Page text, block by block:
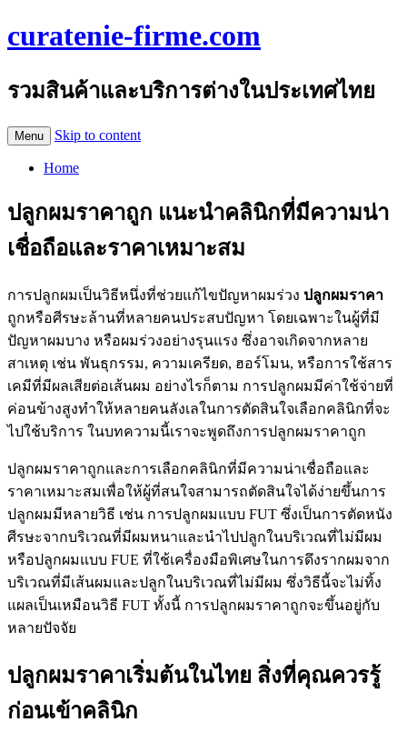
curatenie-firme.com
รวมสินค้าและบริการต่างในประเทศไทย
Menu Skip to content
Home
ปลูกผมราคาถูก แนะนำคลินิกที่มีความน่า
เชื่อถือและราคาเหมาะสม
การปลูกผมเป็นวิธีหนึ่งที่ช่วยแก้ไขปัญหาผมร่วง ปลูกผมราคา
ถูกหรือศีรษะล้านที่หลายคนประสบปัญหา โดยเฉพาะในผู้ที่มี
ปัญหาผมบาง หรือผมร่วงอย่างรุนแรง ซึ่งอาจเกิดจากหลาย
สาเหตุ เช่น พันธุกรรม, ความเครียด, ฮอร์โมน, หรือการใช้สาร
เคมีที่มีผลเสียต่อเส้นผม อย่างไรก็ตาม การปลูกผมมีค่าใช้จ่ายที่
ค่อนข้างสูงทำให้หลายคนลังเลในการตัดสินใจเลือกคลินิกที่จะ
ไปใช้บริการ ในบทความนี้เราจะพูดถึงการปลูกผมราคาถูก
ปลูกผมราคาถูกและการเลือกคลินิกที่มีความน่าเชื่อถือและ
ราคาเหมาะสมเพื่อให้ผู้ที่สนใจสามารถตัดสินใจได้ง่ายขึ้นการ
ปลูกผมมีหลายวิธี เช่น การปลูกผมแบบ FUT ซึ่งเป็นการตัดหนัง
ศีรษะจากบริเวณที่มีผมหนาและนำไปปลูกในบริเวณที่ไม่มีผม
หรือปลูกผมแบบ FUE ที่ใช้เครื่องมือพิเศษในการดึงรากผมจาก
บริเวณที่มีเส้นผมและปลูกในบริเวณที่ไม่มีผม ซึ่งวิธีนี้จะไม่ทิ้ง
แผลเป็นเหมือนวิธี FUT ทั้งนี้ การปลูกผมราคาถูกจะขึ้นอยู่กับ
หลายปัจจัย
ปลูกผมราคาเริ่มต้นในไทย สิ่งที่คุณควรรู้
ก่อนเข้าคลินิก